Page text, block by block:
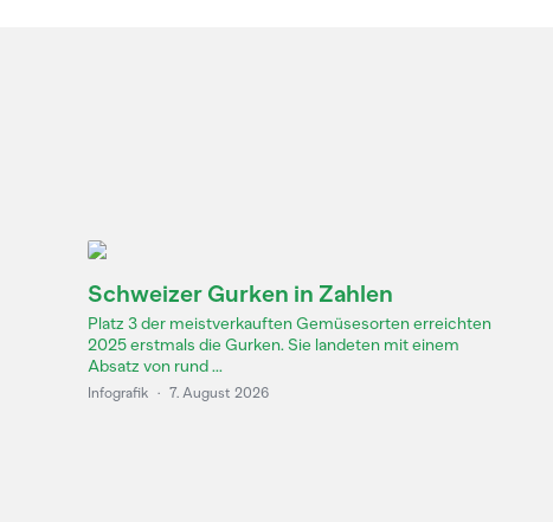
Schweizer Gurken in Zahlen
Platz 3 der meistverkauften Gemüsesorten erreichten
2025 erstmals die Gurken. Sie landeten mit einem
Absatz von rund ...
Infografik · 7. August 2026